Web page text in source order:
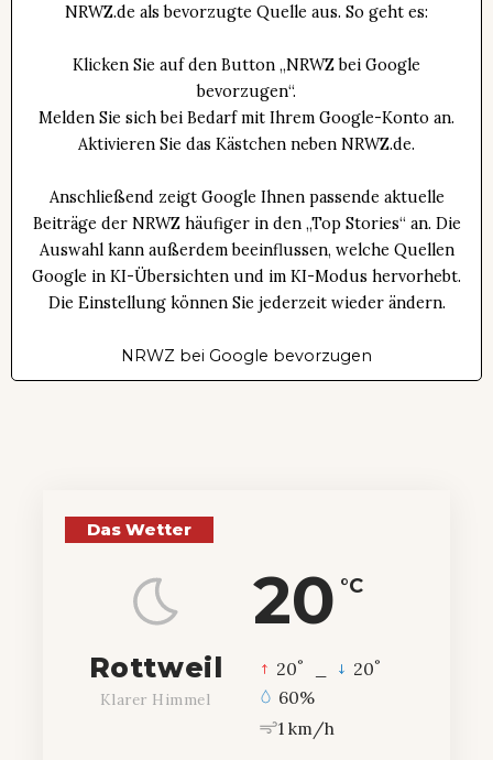
NRWZ.de als bevorzugte Quelle aus. So geht es:
Klicken Sie auf den Button „NRWZ bei Google
bevorzugen“.
Melden Sie sich bei Bedarf mit Ihrem Google-Konto an.
Aktivieren Sie das Kästchen neben NRWZ.de.
Anschließend zeigt Google Ihnen passende aktuelle
Beiträge der NRWZ häufiger in den „Top Stories“ an. Die
Auswahl kann außerdem beeinflussen, welche Quellen
Google in KI-Übersichten und im KI-Modus hervorhebt.
Die Einstellung können Sie jederzeit wieder ändern.
NRWZ bei Google bevorzugen
Das Wetter
20 °C
Rottweil
Klarer Himmel
20° 20°
60%
1 km/h